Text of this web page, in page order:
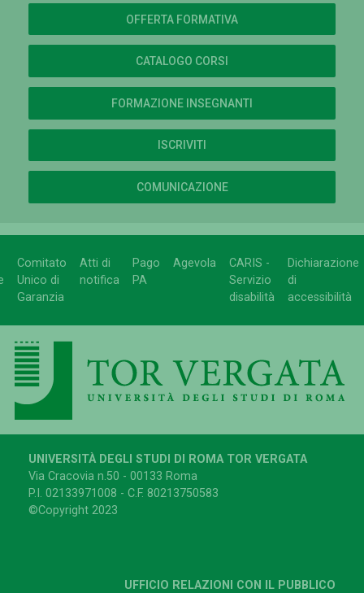
OFFERTA FORMATIVA
CATALOGO CORSI
FORMAZIONE INSEGNANTI
ISCRIVITI
COMUNICAZIONE
Comitato
Unico di
Garanzia
Atti di
notifica
Pago
PA
Agevola
CARIS -
Servizio
disabilità
Dichiarazione
di
accessibilità
UNIVERSITÀ DEGLI STUDI DI ROMA TOR VERGATA
Via Cracovia n.50 - 00133 Roma
P.I. 02133971008 - C.F. 80213750583
©Copyright 2023
UFFICIO RELAZIONI CON IL PUBBLICO